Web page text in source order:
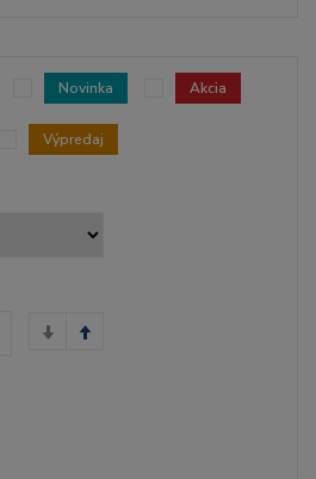
Novinka Akcia
Výpredaj